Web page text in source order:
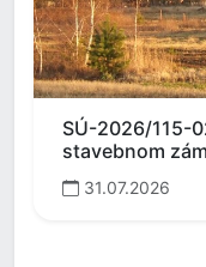
SÚ-2026/115-
stavebnom
31.07.2026